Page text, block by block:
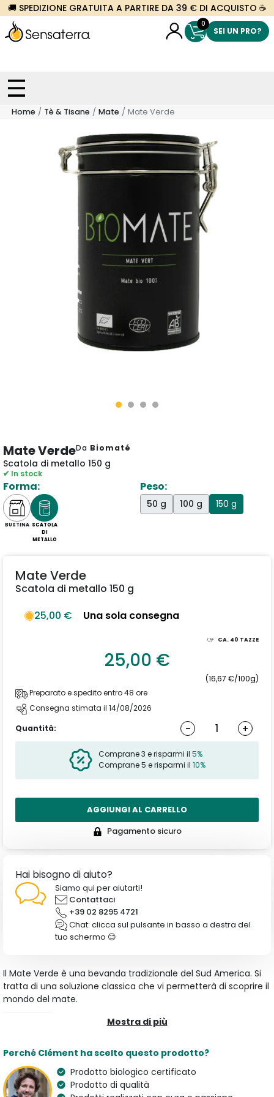
🚚 SPEDIZIONE GRATUITA A PARTIRE DA 39 € DI ACQUISTO ☕
0
SEI UN PRO?
Home Tè & Tisane Mate Mate Verde
Mate VerdeDa Biomaté
Scatola di metallo 150 g
✔ In stock
Forma:
BUSTINA SCATOLA
DI
METALLO
Peso:
50 g 100 g 150 g
Mate Verde
Scatola di metallo 150 g
25,00 €
Una sola consegna
CA. 40 TAZZE
25,00 €
(16,67 €/100g)
Preparato e spedito entro 48 ore
Consegna stimata il 14/08/2026
Quantità:
- +
Comprane 3 e risparmi il 5%
Comprane 5 e risparmi il 10%
AGGIUNGI AL CARRELLO
Pagamento sicuro
Hai bisogno di aiuto?
Siamo qui per aiutarti!
Contattaci
+39 02 8295 4721
Chat: clicca sul pulsante in basso a destra del
tuo schermo 😊
Il Mate Verde è una bevanda tradizionale del Sud America. Si
tratta di una soluzione classica che vi permetterà di scoprire il
mondo del mate.
Mate
Tè Mate
Origine
Brasile
Biologico
Mostra di più
Perché Clément ha scelto questo prodotto?
Prodotto biologico certificato
Prodotto di qualità